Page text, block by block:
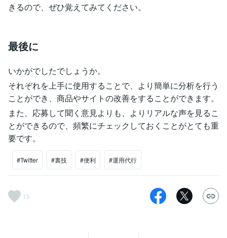
きるので、ぜひ覚えてみてください。
最後に
いかがでしたでしょうか。
それぞれを上手に使用することで、より簡単に分析を行う
ことができ、商品やサイトの改善をすることができます。
また、応募して聞く意見よりも、よりリアルな声を見るこ
とができるので、頻繁にチェックしておくことがとても重
要です。
#Twitter #裏技 #便利 #運用代行
15